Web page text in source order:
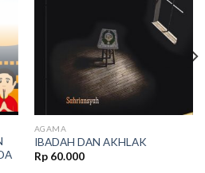
Add to
wishlist
AGAMA
IBADAH DAN AKHLAK
Rp60.000